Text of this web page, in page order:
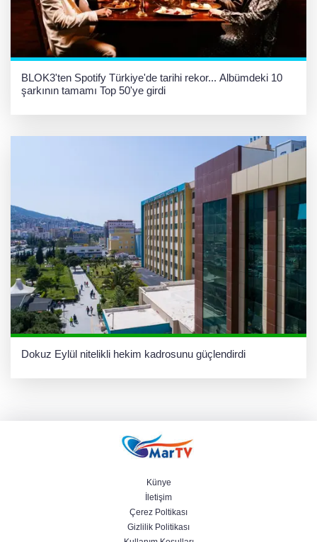
BLOK3'ten Spotify Türkiye'de tarihi rekor... Albümdeki 10
şarkının tamamı Top 50'ye girdi
Dokuz Eylül nitelikli hekim kadrosunu güçlendirdi
Künye
İletişim
Çerez Poltikası
Gizlilik Politikası